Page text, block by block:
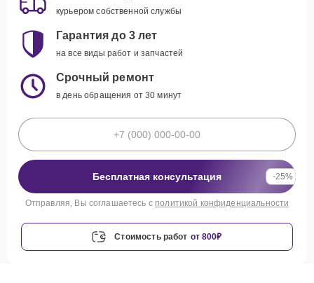
курьером собственной службы
Гарантия до 3 лет
на все виды работ и запчастей
Срочный ремонт
в день обращения от 30 минут
Бесплатная консультация -25%
Отправляя, Вы соглашаетесь с политикой конфиденциальности
Стоимость работ от 800₽